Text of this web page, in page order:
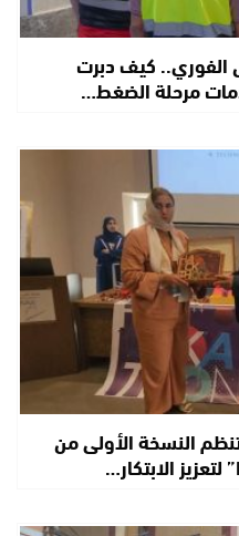
الفوري.. كيف دبرت
مرحلة الضغط…
النسخة الأولى من